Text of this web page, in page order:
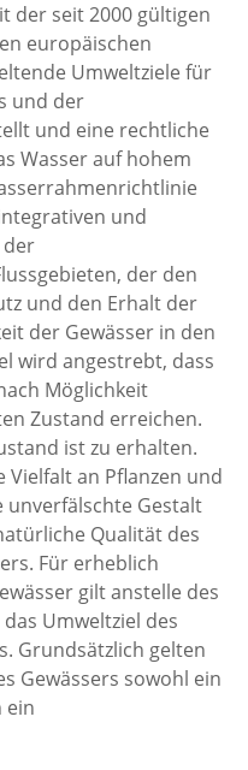
der seit 2000 gültigen
europäischen
Umweltziele für
und der
und eine rechtliche
Wasser auf hohem
und
der
der den
und den Erhalt der
der Gewässer in den
wird angestrebt, dass
Möglichkeit
Zustand erreichen.
ist zu erhalten.
Vielfalt an Pflanzen und
unverfälschte Gestalt
Qualität des
Für erheblich
gilt anstelle des
Umweltziel des
Grundsätzlich gelten
Gewässers sowohl ein
ein